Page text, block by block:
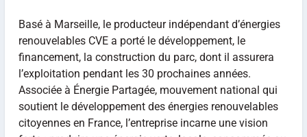
Basé à Marseille, le producteur indépendant d’énergies
renouvelables CVE a porté le développement, le
financement, la construction du parc, dont il assurera
l’exploitation pendant les 30 prochaines années.
Associée à Énergie Partagée, mouvement national qui
soutient le développement des énergies renouvelables
citoyennes en France, l’entreprise incarne une vision